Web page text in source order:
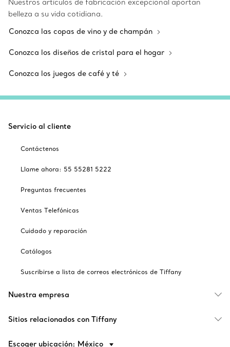
Nuestros artículos de fabricación excepcional aportan
belleza a su vida cotidiana.
Conozca las copas de vino y de champán
Conozca los diseños de cristal para el hogar
Conozca los juegos de café y té
Servicio al cliente
Contáctenos
Llame ahora: 55 55281 5222
Preguntas frecuentes
Ventas Telefónicas
Cuidado y reparación
Catálogos
Suscribirse a lista de correos electrónicos de Tiffany
Nuestra empresa
Sitios relacionados con Tiffany
Escoger ubicación: México